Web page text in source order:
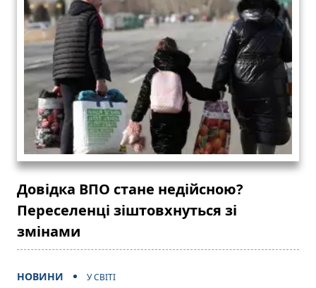
Довідка ВПО стане недійсною?
Переселенці зіштовхнуться зі
змінами
НОВИНИ
У СВІТІ